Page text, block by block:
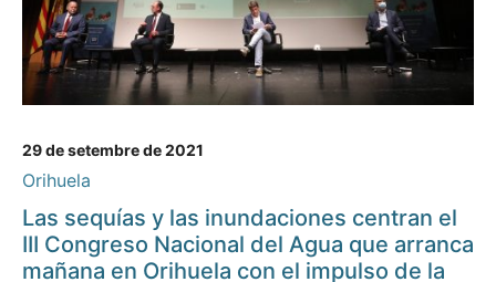
29 de setembre de 2021
Orihuela
Las sequías y las inundaciones centran el
III Congreso Nacional del Agua que arranca
mañana en Orihuela con el impulso de la